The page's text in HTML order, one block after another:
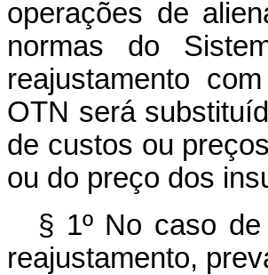
operações de
normas do
reajustamento
OTN será
de custos ou
ou do preço dos
§ 1º No caso
reajustamento,